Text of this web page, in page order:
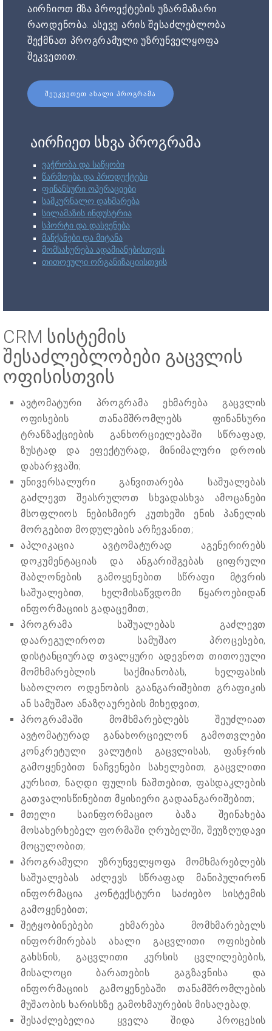
აირჩიოთ მზა პროექტების უზარმაზარი
რაოდენობა. ასევე არის შესაძლებლობა
შექმნათ პროგრამული უზრუნველყოფა
შეკვეთით.
ᲨᲔᲣᲙᲕᲔᲗᲔᲗ ᲐᲮᲐᲚᲘ ᲞᲠᲝᲒᲠᲐᲛᲐ
აირჩიეთ სხვა პროგრამა
ვაჭრობა და საწყობი
წარმოება და პროდუქტები
ფინანსური ოპერაციები
სამკურნალო დახმარება
სილამაზის ინდუსტრია
სპორტი და დასვენება
მანქანები და მიტანა
მომსახურება ადამიანებისთვის
თითოეული ორგანიზაციისთვის
CRM სისტემის
შესაძლებლობები გაცვლის
ოფისისთვის
ავტომატური პროგრამა ეხმარება გაცვლის
ოფისების თანამშრომლებს ფინანსური
ტრანზაქციების განხორციელებაში სწრაფად,
ზუსტად და ეფექტურად, მინიმალური დროის
დახარჯვაში;
უნივერსალური განვითარება საშუალებას
გაძლევთ შეასრულოთ სხვადასხვა ამოცანები
მსოფლიოს ნებისმიერ კუთხეში ენის პანელის
მორგებით მოდულების არჩევანით;
აპლიკაცია ავტომატურად აგენერირებს
დოკუმენტაციას და ანგარიშგებას ციფრული
შაბლონების გამოყენებით სწრაფი მტვრის
საშუალებით, ხელმისაწვდომი წყაროებიდან
ინფორმაციის გადაცემით;
პროგრამა საშუალებას გაძლევთ
დაარეგულიროთ სამუშაო პროცესები,
დისტანციურად თვალყური ადევნოთ თითოეული
მომხმარებლის საქმიანობას, ხელფასის
საბოლოო ოდენობის გაანგარიშებით გრაფიკის
ან სამუშაო ანაზღაურების მიხედვით;
პროგრამაში მომხმარებლებს შეუძლიათ
ავტომატურად განახორციელონ გამოთვლები
კონკრეტული ვალუტის გაცვლისას, ფანჯრის
გამოყენებით ნაჩვენები სახელებით, გაცვლითი
კურსით, ნაღდი ფულის ნაშთებით, ფასდაკლების
გათვალისწინებით მყისიერი გადაანგარიშებით;
მთელი საინფორმაციო ბაზა შეინახება
მოსახერხებელ ფორმაში ღრუბელში, შეუზღუდავი
მოცულობით;
პროგრამული უზრუნველყოფა მომხმარებლებს
საშუალებას აძლევს სწრაფად მანიპულირონ
ინფორმაცია კონტექსტური საძიებო სისტემის
გამოყენებით;
შეტყობინებები ეხმარება მომხმარებელს
ინფორმირებას ახალი გაცვლითი ოფისების
გახსნის, გაცვლითი კურსის ცვლილებების,
მისალოცი ბარათების გაგზავნისა და
ინფორმაციის გამოყენებაში თანამშრომლების
მუშაობის ხარისხზე გამოხმაურების მისაღებად;
შესაძლებელია ყველა შიდა პროცესის